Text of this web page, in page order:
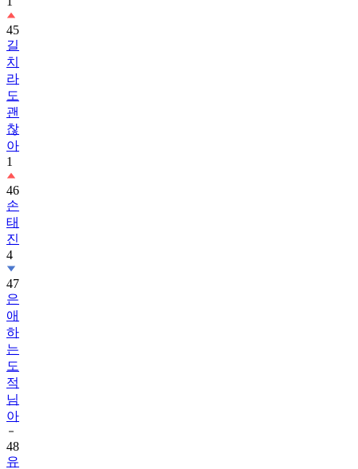
45
길
치
라
도
괜
찮
아
1
46
손
태
진
4
47
은
애
하
는
도
적
님
아
48
유